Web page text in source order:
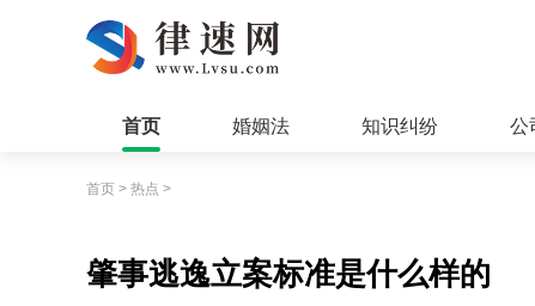
首页 婚姻法 知识纠纷 公
首页 > 热点 >
肇事逃逸立案标准是什么样的